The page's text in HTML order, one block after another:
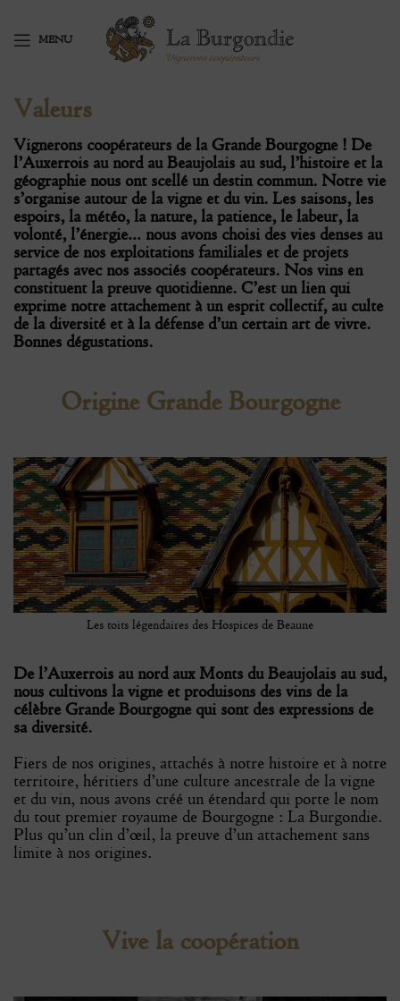
MENU
Valeurs
Vignerons coopérateurs de la Grande Bourgogne ! De
l’Auxerrois au nord au Beaujolais au sud, l’histoire et la
géographie nous ont scellé un destin commun. Notre vie
s’organise autour de la vigne et du vin. Les saisons, les
espoirs, la météo, la nature, la patience, le labeur, la
volonté, l’énergie… nous avons choisi des vies denses au
service de nos exploitations familiales et de projets
partagés avec nos associés coopérateurs. Nos vins en
constituent la preuve quotidienne. C’est un lien qui
exprime notre attachement à un esprit collectif, au culte
de la diversité et à la défense d’un certain art de vivre.
Bonnes dégustations.
Origine Grande Bourgogne
Les toits légendaires des Hospices de Beaune
De l’Auxerrois au nord aux Monts du Beaujolais au sud,
nous cultivons la vigne et produisons des vins de la
célèbre Grande Bourgogne qui sont des expressions de
sa diversité.
Fiers de nos origines, attachés à notre histoire et à notre
territoire, héritiers d’une culture ancestrale de la vigne
et du vin, nous avons créé un étendard qui porte le nom
du tout premier royaume de Bourgogne : La Burgondie.
Plus qu’un clin d’œil, la preuve d’un attachement sans
limite à nos origines.
Vive la coopération